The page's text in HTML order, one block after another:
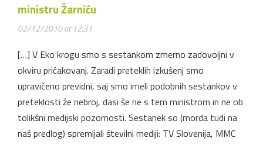
ministru Žarniću
02/12/2010 at 12:31
[…] V Eko krogu smo s sestankom zmerno zadovoljni v
okviru pričakovanj. Zaradi preteklih izkušenj smo
upravičeno previdni, saj smo imeli podobnih sestankov v
preteklosti že nebroj, dasi še ne s tem ministrom in ne ob
tolikšni medijski pozornosti. Sestanek so (morda tudi na
naš predlog) spremljali številni mediji: TV Slovenija, MMC